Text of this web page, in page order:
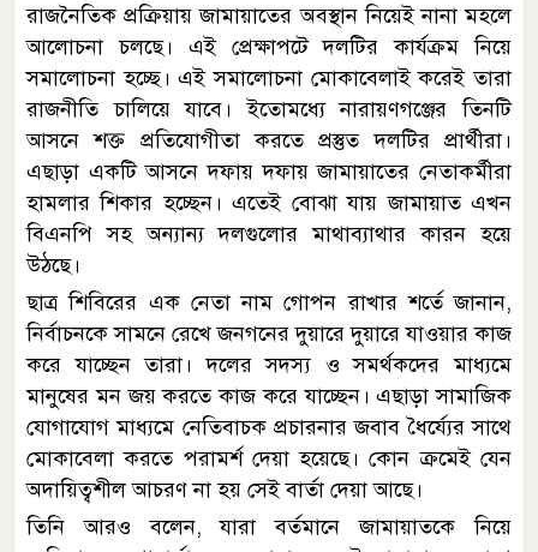
রাজনৈতিক প্রক্রিয়ায় জামায়াতের অবস্থান নিয়েই নানা মহলে
আলোচনা চলছে। এই প্রেক্ষাপটে দলটির কার্যক্রম নিয়ে
সমালোচনা হচ্ছে। এই সমালোচনা মোকাবেলাই করেই তারা
রাজনীতি চালিয়ে যাবে। ইতোমধ্যে নারায়ণগঞ্জের তিনটি
আসনে শক্ত প্রতিযোগীতা করতে প্রস্তুত দলটির প্রার্থীরা।
এছাড়া একটি আসনে দফায় দফায় জামায়াতের নেতাকর্মীরা
হামলার শিকার হচ্ছেন। এতেই বোঝা যায় জামায়াত এখন
বিএনপি সহ অন্যান্য দলগুলোর মাথাব্যাথার কারন হয়ে
উঠছে।
ছাত্র শিবিরের এক নেতা নাম গোপন রাখার শর্তে জানান,
নির্বাচনকে সামনে রেখে জনগনের দুয়ারে দুয়ারে যাওয়ার কাজ
করে যাচ্ছেন তারা। দলের সদস্য ও সমর্থকদের মাধ্যমে
মানুষের মন জয় করতে কাজ করে যাচ্ছেন। এছাড়া সামাজিক
যোগাযোগ মাধ্যমে নেতিবাচক প্রচারনার জবাব ধৈর্য্যের সাথে
মোকাবেলা করতে পরামর্শ দেয়া হয়েছে। কোন ক্রমেই যেন
অদায়িত্বশীল আচরণ না হয় সেই বার্তা দেয়া আছে।
তিনি আরও বলেন, যারা বর্তমানে জামায়াতকে নিয়ে